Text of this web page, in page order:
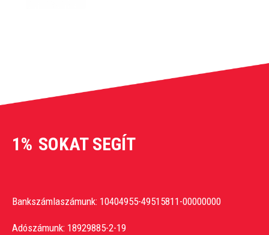
1% SOKAT SEGÍT
Bankszámlaszámunk: 10404955-49515811-00000000
Adószámunk: 18929885-2-19